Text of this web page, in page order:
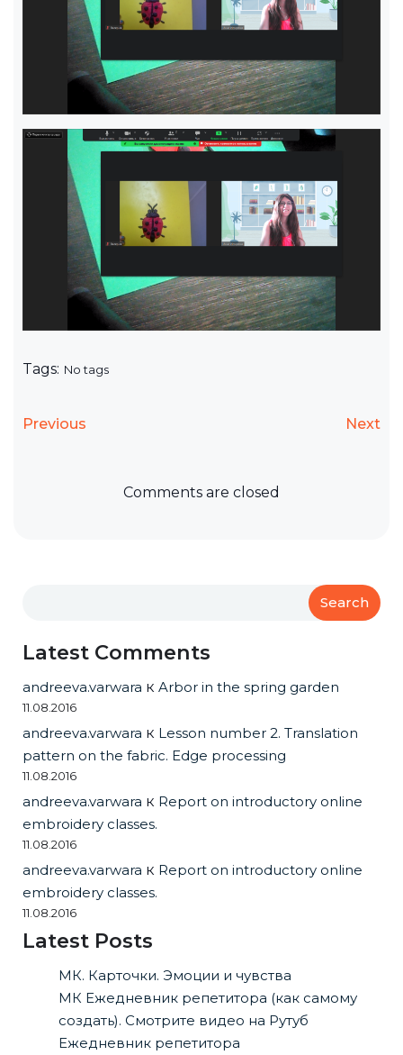
Tags: No tags
Previous Next
Comments are closed
Search
Latest Comments
andreeva.varwara к Arbor in the spring garden
11.08.2016
andreeva.varwara к Lesson number 2. Translation
pattern on the fabric. Edge processing
11.08.2016
andreeva.varwara к Report on introductory online
embroidery classes.
11.08.2016
andreeva.varwara к Report on introductory online
embroidery classes.
11.08.2016
Latest Posts
МК. Карточки. Эмоции и чувства
МК Ежедневник репетитора (как самому
создать). Смотрите видео на Рутуб
Ежедневник репетитора